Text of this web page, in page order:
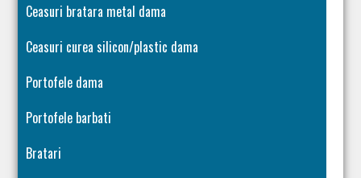
Ceasuri bratara metal dama
Ceasuri curea silicon/plastic dama
Portofele dama
Portofele barbati
Bratari